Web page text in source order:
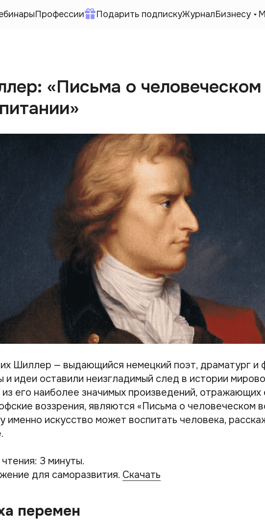
Профессии Подарить подпискуЖурналБизнесу
«Письма о человеческом
Шиллер — выдающийся немецкий поэт, драматург и
и идеи оставили неизгладимый след в истории
его наиболее значимых произведений, отражающих
воззрения, являются «Письма о человеческом
именно искусство может воспитать человека,
3 минуты.
для саморазвития. Скачать
перемен